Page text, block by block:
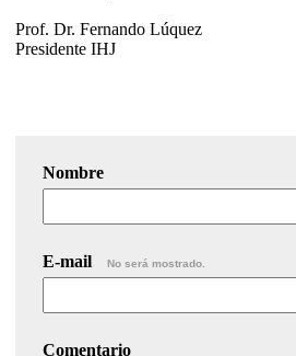
Prof. Dr. Fernando Lúquez
Presidente IHJ
Nombre
E-mail No será mostrado.
Comentario